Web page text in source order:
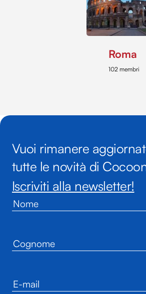
Roma
102 membri
Vuoi rimanere
tutte le novità di
Iscriviti alla newsletter!